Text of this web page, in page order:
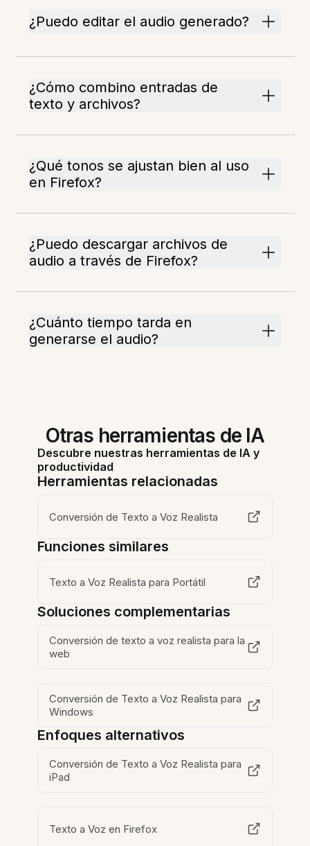
¿Puedo editar el audio generado?
¿Cómo combino entradas de
texto y archivos?
¿Qué tonos se ajustan bien al uso
en Firefox?
¿Puedo descargar archivos de
audio a través de Firefox?
¿Cuánto tiempo tarda en
generarse el audio?
Otras herramientas de IA
Descubre nuestras herramientas de IA y
productividad
Herramientas relacionadas
Conversión de Texto a Voz Realista
Funciones similares
Texto a Voz Realista para Portátil
Soluciones complementarias
Conversión de texto a voz realista para la
web
Conversión de Texto a Voz Realista para
Windows
Enfoques alternativos
Conversión de Texto a Voz Realista para
iPad
Texto a Voz en Firefox